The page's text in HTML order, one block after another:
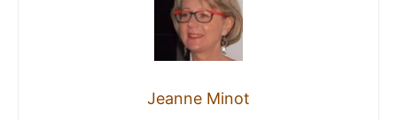
Jeanne Minot